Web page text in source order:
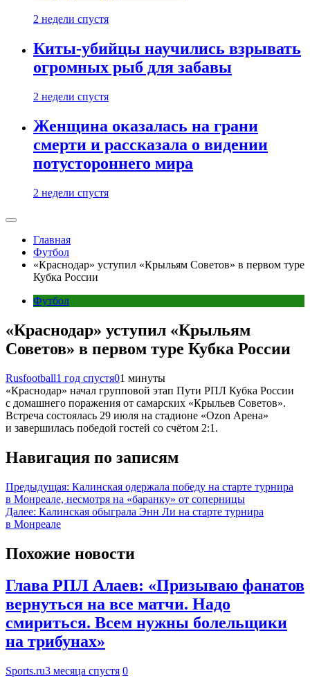
2 недели спустя
Киты-убийцы научились взрывать
огромных рыб для забавы
2 недели спустя
Женщина оказалась на грани
смерти и рассказала о видении
потустороннего мира
2 недели спустя
Главная
Футбол
«Краснодар» уступил «Крыльям Советов» в первом туре
Кубка России
Футбол
«Краснодар» уступил «Крыльям
Советов» в первом туре Кубка России
Rusfootball1 год спустя01 минуты
«Краснодар» начал групповой этап Пути РПЛ Кубка России
с домашнего поражения от самарских «Крыльев Советов».
Встреча состоялась 29 июля на стадионе «Ozon Арена»
и завершилась победой гостей со счётом 2:1.
Навигация по записям
Предыдущая: Калинская одержала победу на старте турнира
в Монреале, несмотря на «баранку» от соперницы
Далее: Калинская обыграла Энн Ли на старте турнира
в Монреале
Похожие новости
Глава РПЛ Алаев: «Призываю фанатов
вернуться на все матчи. Надо
смириться. Всем нужны болельщики
на трибунах»
Sports.ru3 месяца спустя 0